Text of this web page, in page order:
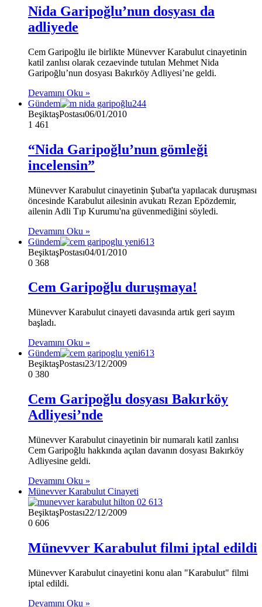
Nida Garipoğlu’nun dosyası da
adliyede
Cem Garipoğlu ile birlikte Münevver Karabulut cinayetinin
katil zanlısı olarak cezaevinde tutulan Mehmet Nida
Garipoğlu’nun dosyası Bakırköy Adliyesi’ne geldi.
Devamını Oku »
Gündem
BeşiktaşPostası06/01/2010
1 461
“Nida Garipoğlu’nun gömleği
incelensin”
Münevver Karabulut cinayetinin Şubat'ta yapılacak duruşması
öncesinde Karabulut ailesinin avukatı Rezan Epözdemir,
ailenin Adli Tıp Kurumu'na güvenmediğini söyledi.
Devamını Oku »
Gündem
BeşiktaşPostası04/01/2010
0 368
Cem Garipoğlu duruşmaya!
Münevver Karabulut cinayeti davasında artık geri sayım
başladı.
Devamını Oku »
Gündem
BeşiktaşPostası23/12/2009
0 380
Cem Garipoğlu dosyası Bakırköy
Adliyesi’nde
Münevver Karabulut cinayetinin bir numaralı katil zanlısı
Cem Garipoğlu hakkında açılan davanın dosyası Bakırköy
Adliyesine geldi.
Devamını Oku »
Münevver Karabulut Cinayeti
BeşiktaşPostası22/12/2009
0 606
Münevver Karabulut filmi iptal edildi
Münevver Karabulut cinayetini konu alan "Karabulut" filmi
iptal edildi.
Devamını Oku »